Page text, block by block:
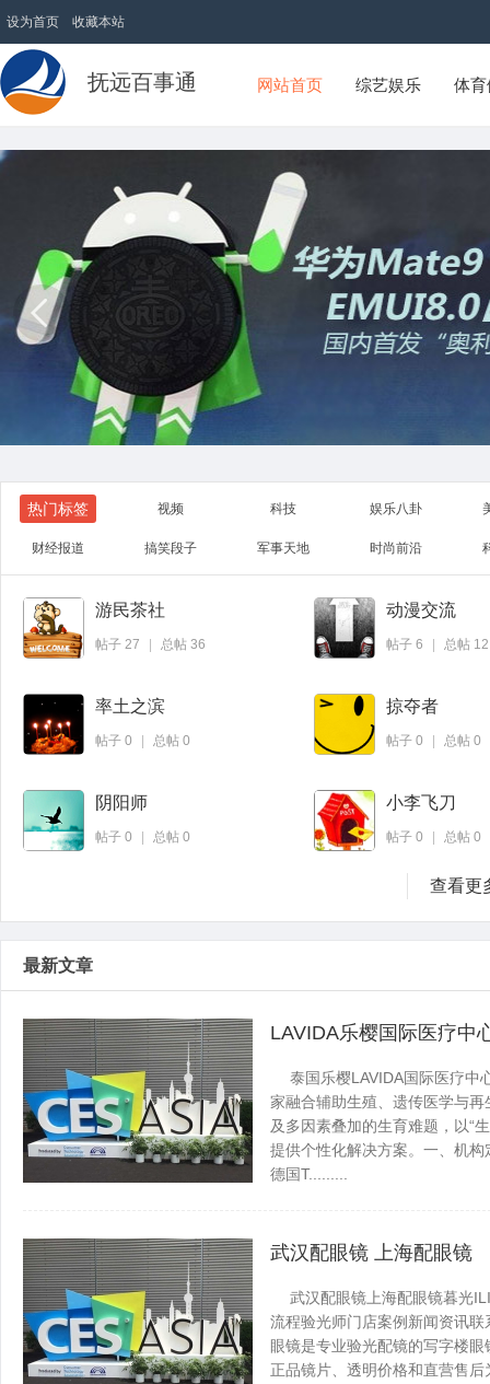
设为首页 收藏本站
抚远百事通 网站首页 综艺娱乐 体
热门标签 视频 科技 娱乐八卦
财经报道 搞笑段子 军事天地 时尚前沿
游民茶社
帖子 27 总帖 36
动漫交流
帖子 6 总帖 12
率土之滨
帖子 0 总帖 0
掠夺者
帖子 0 总帖 0
阴阳师
帖子 0 总帖 0
小李飞刀
帖子 0 总帖 0
查看更
最新文章
LAVIDA乐樱国际医疗中
泰国乐樱LAVIDA国际医疗中
家融合辅助生殖、遗传医学与
及多因素叠加的生育难题，以“
提供个性化解决方案。一、机
德国T.........
武汉配眼镜 上海配眼镜
武汉配眼镜上海配眼镜暮光
流程验光师门店案例新闻资讯
眼镜是专业验光配镜的写字楼
正品镜片、透明价格和直营售
QQ
微博